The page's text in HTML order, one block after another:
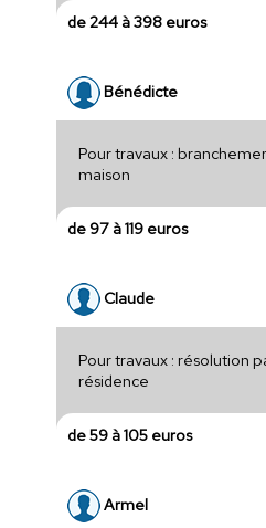
de 244 à 398 euros
Bénédicte
Pour travaux :
maison
de 97 à 119 euros
Claude
Pour travaux : résolution
résidence
de 59 à 105 euros
Armel